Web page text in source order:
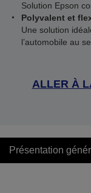
Solution Epson
Polyvalent et
Une solution
l’automobile au
ALLER À
Présentation